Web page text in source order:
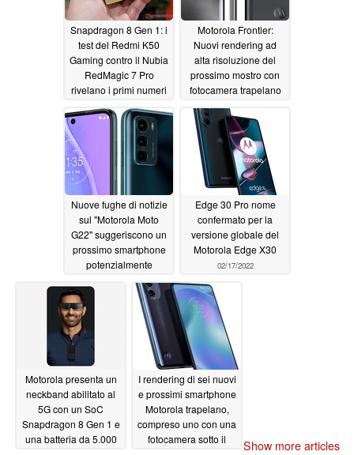
Snapdragon 8 Gen 1: i
test del Redmi K50
Gaming contro il Nubia
RedMagic 7 Pro
rivelano i primi numeri
delle prestazioni di
implementazione del
gioco del chipset di
Qualcomm
02/21/2022
Motorola Frontier:
Nuovi rendering ad
alta risoluzione del
prossimo mostro con
fotocamera trapelano
02/19/2022
Nuove fughe di notizie
sul "Motorola Moto
G22" suggeriscono un
prossimo smartphone
potenzialmente
interessante per meno
di 230 dollari
02/19/2022
Edge 30 Pro nome
confermato per la
versione globale del
Motorola Edge X30
02/17/2022
Motorola presenta un
neckband abilitato al
5G con un SoC
Snapdragon 8 Gen 1 e
una batteria da 5.000
I rendering di sei nuovi
e prossimi smartphone
Motorola trapelano,
compreso uno con una
fotocamera sotto il
Show more articles